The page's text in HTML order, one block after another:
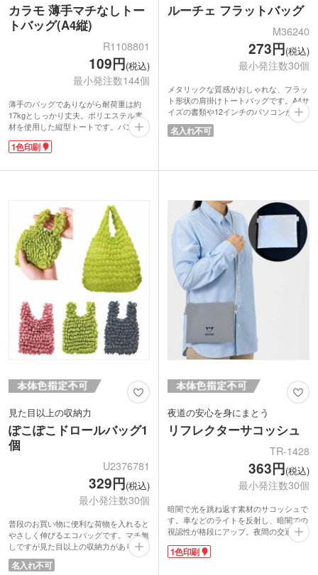
カラモ 薄手マチなしトー
トバッグ(A4縦)
R1108801
109円(税込)
最小発注数144個
薄手のバッグでありながら耐荷重は約
17kgとしっかり丈夫。ポリエステル素
材を使用した縦型トートです。パンフレ
ットや資料がすっきり収まるA4サイズ
で、マチのないスリムな形は説明会やイ
持ち歩けます。
のグッズとしても活躍するノベルティで
1色印刷
ルーチェ フラットバッグ
M36240
273円(税込)
最小発注数30個
メタリックな質感がおしゃれな、フラッ
ト形状の肩掛けトートバッグです。A4サ
イズの書類や12インチのパソコンがすっ
きり収まり、通勤・通学時のサブバッグ
にぴったり。スナップボタン付きで中身
わず使いやすいです。
サロンのオープン記念品など、上品さを
演出したいシーンにおすすめのノベルテ
ィです。
名入れ不可
見た目以上の収納力
ぽこぽこドロールバッグ1
個
U2376781
329円(税込)
最小発注数30個
普段のお買い物に便利な荷物を入れると
やさしく伸びるエコバッグです。マチ無
しですが見た目以上の収納力がありま
す。使わない時はコンパクトにまとまる
のでバッグに入れていてもかさばりませ
名入れ不可
夜道の安心を身にまとう
リフレクターサコッシュ
TR-1428
363円(税込)
最小発注数30個
暗闇で光を跳ね返す素材のサコッシュで
す。車などのライトを反射し、暗闇での
視認性が格段にアップ。夜間の交通安全
や防犯対策として、歩行者の身を守りま
す。最低限の貴重品をスマートに持ち運
1色印刷